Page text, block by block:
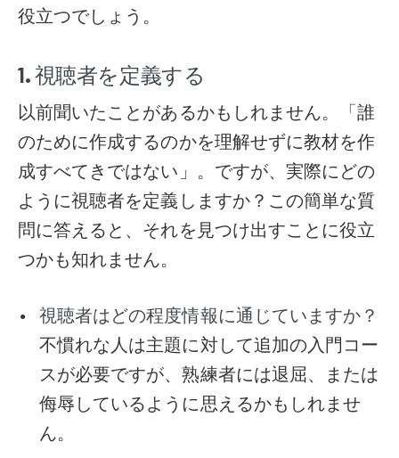
役立つでしょう。
1. 視聴者を定義する
以前聞いたことがあるかもしれません。「誰
のために作成するのかを理解せずに教材を作
成すべてきではない」。ですが、実際にどの
ように視聴者を定義しますか？この簡単な質
問に答えると、それを見つけ出すことに役立
つかも知れません。
視聴者はどの程度情報に通じていますか？
不慣れな人は主題に対して追加の入門コー
スが必要ですが、熟練者には退屈、または
侮辱しているように思えるかもしれませ
ん。